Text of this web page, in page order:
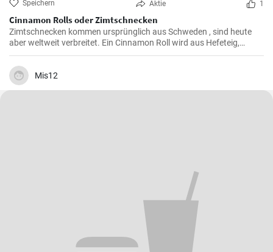
Speichern Aktie 1
Cinnamon Rolls oder Zimtschnecken
Zimtschnecken kommen ursprünglich aus Schweden , sind heute
aber weltweit verbreitet. Ein Cinnamon Roll wird aus Hefeteig,
Butter, Zimt und Zucker zubereitet . Ihre Kinder und Kaffeegäste
werden es lieben.
Mis12